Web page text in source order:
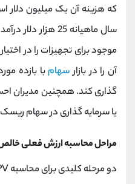
که هزینه آن یک میلیون دلار
سال ماهیانه 25
موجود برای تجهیزات را در
آن را در بازارسهام
گذاری کند. همچنین مدیران
یا سرمایه گذاری در سهام
مراحل محاسبه ارزش فعلی
دو مرحله کلیدی برای محاسبه NPV وجود دارد: